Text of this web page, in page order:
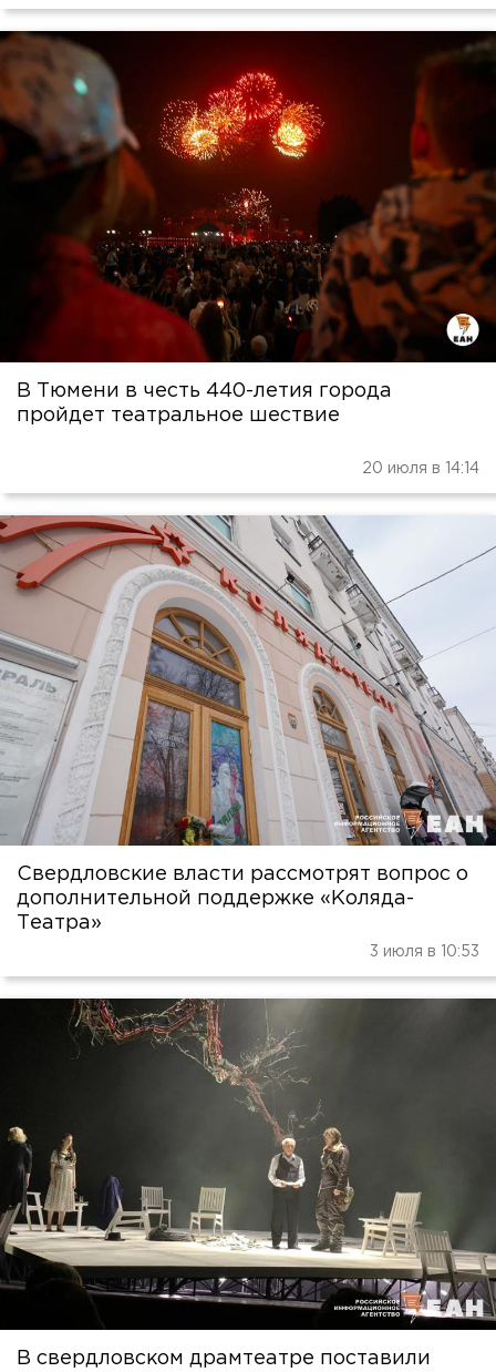
В Тюмени в честь 440-летия города
пройдет театральное шествие
20 июля в 14:14
Свердловские власти рассмотрят вопрос о
дополнительной поддержке «Коляда-
Театра»
3 июля в 10:53
В свердловском драмтеатре поставили